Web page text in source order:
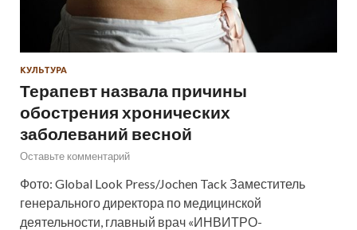
КУЛЬТУРА
Терапевт назвала причины
обострения хронических
заболеваний весной
Оставьте комментарий
Фото: Global Look Press/Jochen Tack Заместитель
генерального директора по медицинской
деятельности, главный врач «ИНВИТРО-